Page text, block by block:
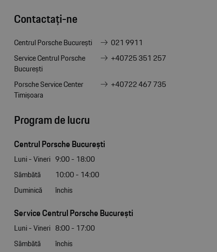
Contactați-ne
Centrul Porsche București
021 9911
Service Centrul Porsche
București
+40725 351 257
Porsche Service Center
Timișoara
+40722 467 735
Program de lucru
Centrul Porsche București
Luni - Vineri 9:00 - 18:00
Sâmbătă
10:00 - 14:00
Duminică
închis
Service Centrul Porsche București
Luni - Vineri 8:00 - 17:00
Sâmbătă
închis